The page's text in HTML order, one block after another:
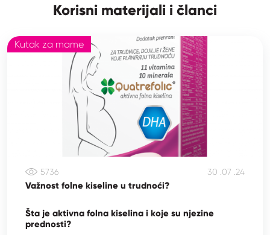
Korisni materijali i članci
Kutak za mame
5736 30 .07 .24
Važnost folne kiseline u trudnoći?
Šta je aktivna folna kiselina i koje su njezine
prednosti?